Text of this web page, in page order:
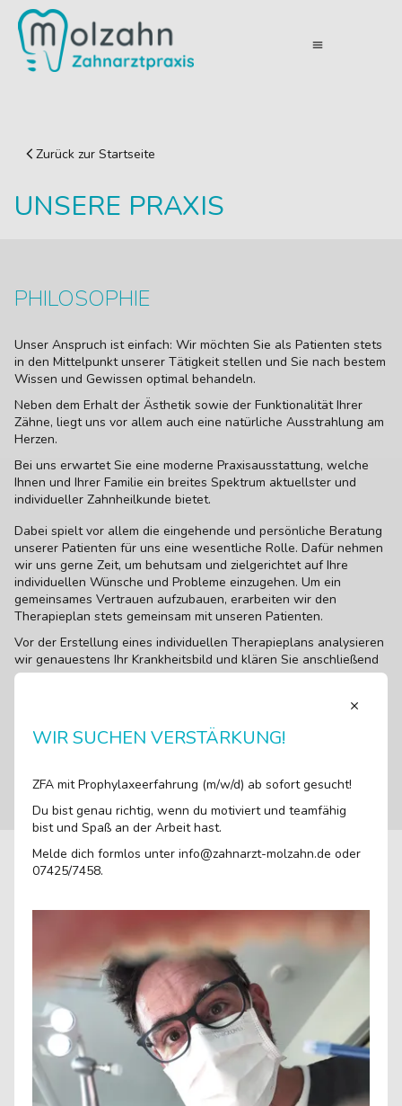
menu
UNSERE PRAXIS
Zurück zur Startseite
Unser Anspruch ist einfach: Wir möchten Sie als Patienten stets
in den Mittelpunkt unserer Tätigkeit stellen und Sie nach bestem
Wissen und Gewissen optimal behandeln.
Neben dem Erhalt der Ästhetik sowie der Funktionalität Ihrer
Zähne, liegt uns vor allem auch eine natürliche Ausstrahlung am
Herzen.
Bei uns erwartet Sie eine moderne Praxisausstattung, welche
Ihnen und Ihrer Familie ein breites Spektrum aktuellster und
individueller Zahnheilkunde bietet.
Dabei spielt vor allem die eingehende und persönliche Beratung
unserer Patienten für uns eine wesentliche Rolle. Dafür nehmen
wir uns gerne Zeit, um behutsam und zielgerichtet auf Ihre
individuellen Wünsche und Probleme einzugehen. Um ein
gemeinsames Vertrauen aufzubauen, erarbeiten wir den
Therapieplan stets gemeinsam mit unseren Patienten.
Vor der Erstellung eines individuellen Therapieplans analysieren
wir genauestens Ihr Krankheitsbild und klären Sie anschließend
Behandlungsmöglichkeiten auf. Dabei legen wir großen Wert
darauf, die Vor- und Nachteile entsprechend darzustellen.
Anhand der erhobenen Befunde und der gemeinsamen Planung
Erkenntnissen behandelt.
PHILOSOPHIE
WIR SUCHEN VERSTÄRKUNG!
ZFA mit Prophylaxeerfahrung (m/w/d) ab sofort gesucht!
Du bist genau richtig, wenn du motiviert und teamfähig
bist und Spaß an der Arbeit hast.
Melde dich formlos unter info@zahnarzt-molzahn.de oder
07425/7458.